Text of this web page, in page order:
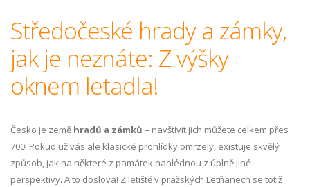
Středočeské hrady a zámky,
jak je neznáte: Z výšky
oknem letadla!
Česko je země hradů a zámků – navštívit jich můžete celkem přes
700! Pokud už vás ale klasické prohlídky omrzely, existuje skvělý
způsob, jak na některé z památek nahlédnou z úplně jiné
perspektivy. A to doslova! Z letiště v pražských Letňanech se totiž